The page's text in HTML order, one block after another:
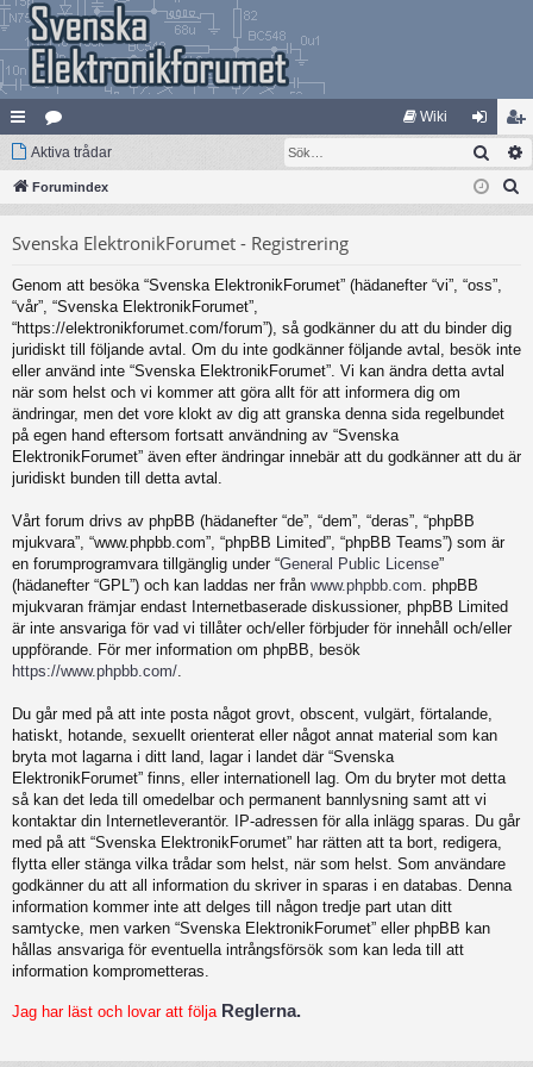
na
bb
ar
at
eg
Wiki
og
ga
li
m
Aktiva trådar Sök
Forumindex
Svenska ElektronikForumet - Registrering
Genom att besöka “Svenska ElektronikForumet” (hädanefter “vi”, “oss”,
“vår”, “Svenska ElektronikForumet”,
“https://elektronikforumet.com/forum”), så godkänner du att du binder dig
juridiskt till följande avtal. Om du inte godkänner följande avtal, besök inte
eller använd inte “Svenska ElektronikForumet”. Vi kan ändra detta avtal
när som helst och vi kommer att göra allt för att informera dig om
ändringar, men det vore klokt av dig att granska denna sida regelbundet
på egen hand eftersom fortsatt användning av “Svenska
ElektronikForumet” även efter ändringar innebär att du godkänner att du är
juridiskt bunden till detta avtal.
Vårt forum drivs av phpBB (hädanefter “de”, “dem”, “deras”, “phpBB
mjukvara”, “www.phpbb.com”, “phpBB Limited”, “phpBB Teams”) som är
en forumprogramvara tillgänglig under “General Public License”
(hädanefter “GPL”) och kan laddas ner från www.phpbb.com . phpBB
mjukvaran främjar endast Internetbaserade diskussioner, phpBB Limited
är inte ansvariga för vad vi tillåter och/eller förbjuder för innehåll och/eller
uppförande. För mer information om phpBB, besök
https://www.phpbb.com/
Du går med på att inte posta något grovt, obscent, vulgärt, förtalande,
hatiskt, hotande, sexuellt orienterat eller något annat material som kan
bryta mot lagarna i ditt land, lagar i landet där “Svenska
ElektronikForumet” finns, eller internationell lag. Om du bryter mot detta
så kan det leda till omedelbar och permanent bannlysning samt att vi
kontaktar din Internetleverantör. IP-adressen för alla inlägg sparas. Du går
med på att “Svenska ElektronikForumet” har rätten att ta bort, redigera,
flytta eller stänga vilka trådar som helst, när som helst. Som användare
godkänner du att all information du skriver in sparas i en databas. Denna
information kommer inte att delges till någon tredje part utan ditt
samtycke, men varken “Svenska ElektronikForumet” eller phpBB kan
hållas ansvariga för eventuella intrångsförsök som kan leda till att
information komprometteras.
Jag har läst och lovar att följa Reglerna.